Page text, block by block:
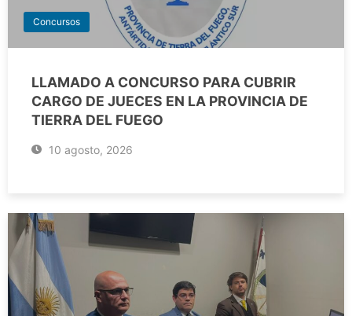
Concursos
LLAMADO A CONCURSO PARA CUBRIR
CARGO DE JUECES EN LA PROVINCIA DE
TIERRA DEL FUEGO
10 agosto, 2026